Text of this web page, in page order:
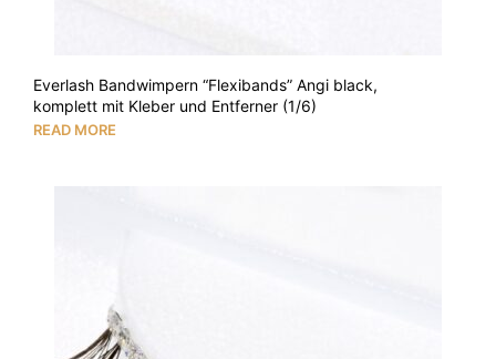
Everlash Bandwimpern “Flexibands” Angi black,
komplett mit Kleber und Entferner (1/6)
READ MORE